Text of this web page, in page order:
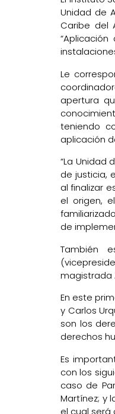
Unidad de
Caribe del
Le
apertura
teniendo
aplicación
“La Unidad
de justicia,
al finalizar
el origen,
de
También
magistrada
En este
y Carlos
son los
derechos
Es
con los
caso de
Martínez; y
el cual será